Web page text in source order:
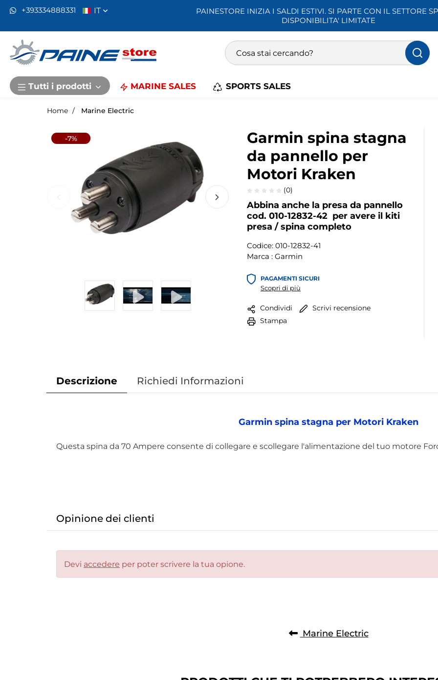
+393334888331 IT
PAINESTORE INIZIA I SALDI ESTIVI. SI PARTE CON IL SETTORE
DISPONIBILITA' LIMITATE
Tutti i prodotti MARINE SALES SPORTS SALES
Home Marine Electric
-7%
Garmin spina stagna
da pannello per
Motori Kraken
(0)
Abbina anche la presa da pannello
cod. 010-12832-42 per avere il kiti
presa / spina completo
Codice: 010-12832-41
Marca : Garmin
PAGAMENTI SICURI
Scopri di più
Condividi
Scrivi recensione
Stampa
Descrizione Richiedi Informazioni
Garmin spina stagna per Motori Kraken
Questa spina da 70 Ampere consente di collegare e scollegare l'alimentazione del tuo motore
Opinione dei clienti
Devi accedere per poter scrivere la tua opione.
Marine Electric